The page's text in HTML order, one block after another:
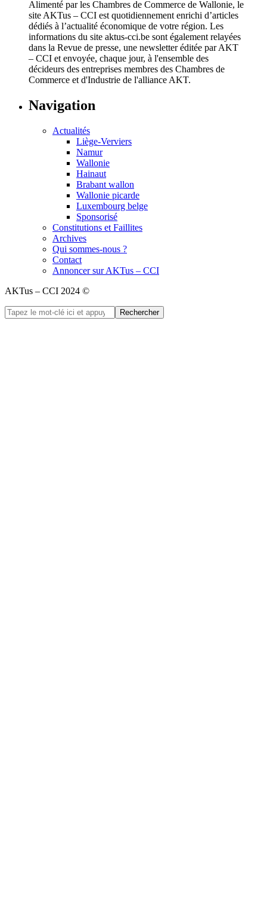
Alimenté par les Chambres de Commerce de Wallonie, le
site AKTus – CCI est quotidiennement enrichi d’articles
dédiés à l’actualité économique de votre région. Les
informations du site aktus-cci.be sont également relayées
dans la Revue de presse, une newsletter éditée par AKT
– CCI et envoyée, chaque jour, à l'ensemble des
décideurs des entreprises membres des Chambres de
Commerce et d'Industrie de l'alliance AKT.
Navigation
Actualités
Liège-Verviers
Namur
Wallonie
Hainaut
Brabant wallon
Wallonie picarde
Luxembourg belge
Sponsorisé
Constitutions et Faillites
Archives
Qui sommes-nous ?
Contact
Annoncer sur AKTus – CCI
AKTus – CCI 2024 ©